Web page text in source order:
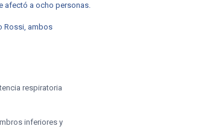
afectó a ocho personas.
Rossi, ambos
respiratoria
inferiores y